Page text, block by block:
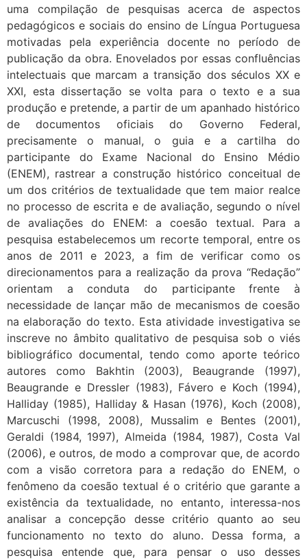
uma compilação de pesquisas acerca de aspectos
pedagógicos e sociais do ensino de Língua Portuguesa
motivadas pela experiência docente no período de
publicação da obra. Enovelados por essas confluências
intelectuais que marcam a transição dos séculos XX e
XXI, esta dissertação se volta para o texto e a sua
produção e pretende, a partir de um apanhado histórico
de documentos oficiais do Governo Federal,
precisamente o manual, o guia e a cartilha do
participante do Exame Nacional do Ensino Médio
(ENEM), rastrear a construção histórico conceitual de
um dos critérios de textualidade que tem maior realce
no processo de escrita e de avaliação, segundo o nível
de avaliações do ENEM: a coesão textual. Para a
pesquisa estabelecemos um recorte temporal, entre os
anos de 2011 e 2023, a fim de verificar como os
direcionamentos para a realização da prova “Redação”
orientam a conduta do participante frente à
necessidade de lançar mão de mecanismos de coesão
na elaboração do texto. Esta atividade investigativa se
inscreve no âmbito qualitativo de pesquisa sob o viés
bibliográfico documental, tendo como aporte teórico
autores como Bakhtin (2003), Beaugrande (1997),
Beaugrande e Dressler (1983), Fávero e Koch (1994),
Halliday (1985), Halliday & Hasan (1976), Koch (2008),
Marcuschi (1998, 2008), Mussalim e Bentes (2001),
Geraldi (1984, 1997), Almeida (1984, 1987), Costa Val
(2006), e outros, de modo a comprovar que, de acordo
com a visão corretora para a redação do ENEM, o
fenômeno da coesão textual é o critério que garante a
existência da textualidade, no entanto, interessa-nos
analisar a concepção desse critério quanto ao seu
funcionamento no texto do aluno. Dessa forma, a
pesquisa entende que, para pensar o uso desses